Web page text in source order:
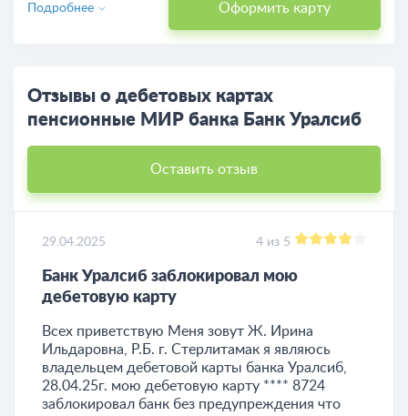
Оформить карту
Подробнее
Отзывы о дебетовых картах
пенсионные МИР банка Банк Уралсиб
Оставить отзыв
29.04.2025 4 из 5
Банк Уралсиб заблокировал мою
дебетовую карту
Всех приветствую Меня зовут Ж. Ирина
Ильдаровна, Р.Б. г. Стерлитамак я являюсь
владельцем дебетовой карты банка Уралсиб,
28.04.25г. мою дебетовую карту **** 8724
заблокировал банк без предупреждения что